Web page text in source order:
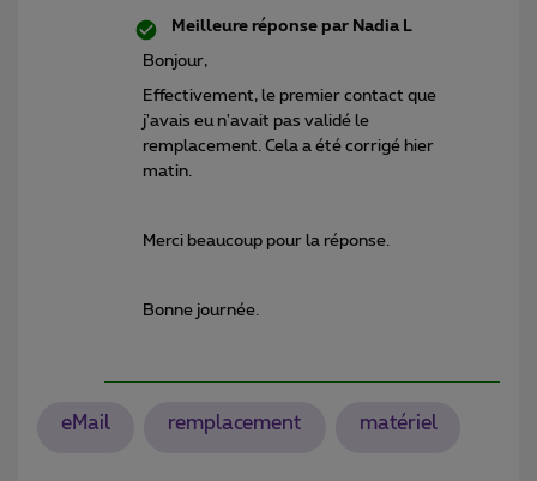
Meilleure réponse par Nadia L
Bonjour,
Effectivement, le premier contact que
j'avais eu n'avait pas validé le
remplacement. Cela a été corrigé hier
matin.
Merci beaucoup pour la réponse.
Bonne journée.
eMail remplacement matériel